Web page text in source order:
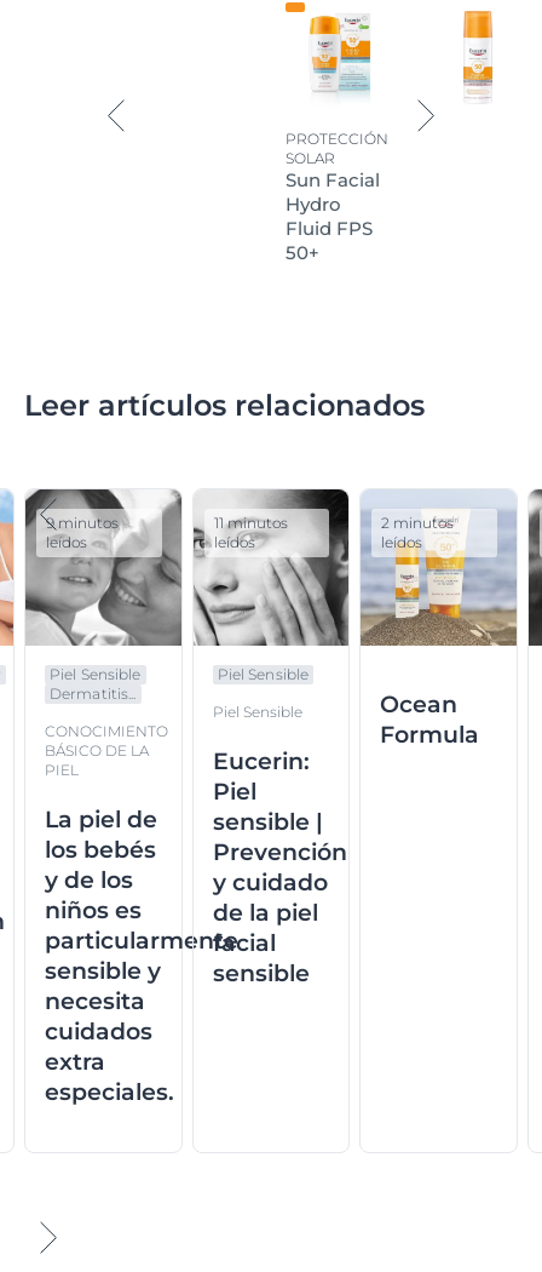
PROTECCIÓN
SOLAR
Sun Facial
Hydro
Fluid FPS
50+
Leer artículos relacionados
Piel Sensible
Dermatitis...
CONOCIMIENTO
BÁSICO DE LA
PIEL
La piel de
los bebés
y de los
niños es
particularmente
sensible y
necesita
cuidados
extra
especiales.
9 minutos
leídos
Piel Sensible
Piel Sensible
Eucerin:
Piel
sensible |
Prevención
y cuidado
de la piel
facial
sensible
11 minutos
leídos
Ocean
Formula
2 minutos
leídos